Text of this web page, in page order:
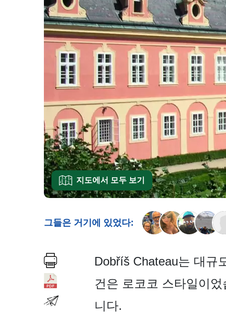
지도에서 모두 보기
그들은 거기에 있었다:
Dobříš Chateau는 대규
건은 로코코 스타일이
니다.